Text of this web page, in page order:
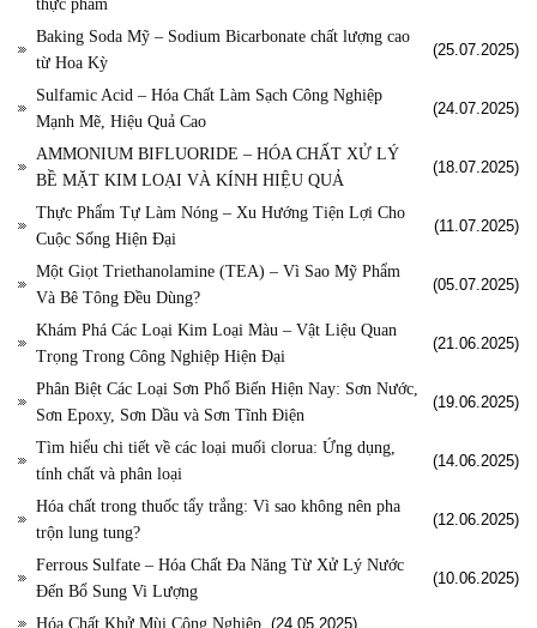
thực phẩm
Baking Soda Mỹ – Sodium Bicarbonate chất lượng cao
từ Hoa Kỳ
(25.07.2025)
Sulfamic Acid – Hóa Chất Làm Sạch Công Nghiệp
Mạnh Mẽ, Hiệu Quả Cao
(24.07.2025)
AMMONIUM BIFLUORIDE – HÓA CHẤT XỬ LÝ
BỀ MẶT KIM LOẠI VÀ KÍNH HIỆU QUẢ
(18.07.2025)
Thực Phẩm Tự Làm Nóng – Xu Hướng Tiện Lợi Cho
Cuộc Sống Hiện Đại
(11.07.2025)
Một Giọt Triethanolamine (TEA) – Vì Sao Mỹ Phẩm
Và Bê Tông Đều Dùng?
(05.07.2025)
Khám Phá Các Loại Kim Loại Màu – Vật Liệu Quan
Trọng Trong Công Nghiệp Hiện Đại
(21.06.2025)
Phân Biệt Các Loại Sơn Phổ Biến Hiện Nay: Sơn Nước,
Sơn Epoxy, Sơn Dầu và Sơn Tĩnh Điện
(19.06.2025)
Tìm hiểu chi tiết về các loại muối clorua: Ứng dụng,
tính chất và phân loại
(14.06.2025)
Hóa chất trong thuốc tẩy trắng: Vì sao không nên pha
trộn lung tung?
(12.06.2025)
Ferrous Sulfate – Hóa Chất Đa Năng Từ Xử Lý Nước
Đến Bổ Sung Vi Lượng
(10.06.2025)
Hóa Chất Khử Mùi Công Nghiệp (24.05.2025)